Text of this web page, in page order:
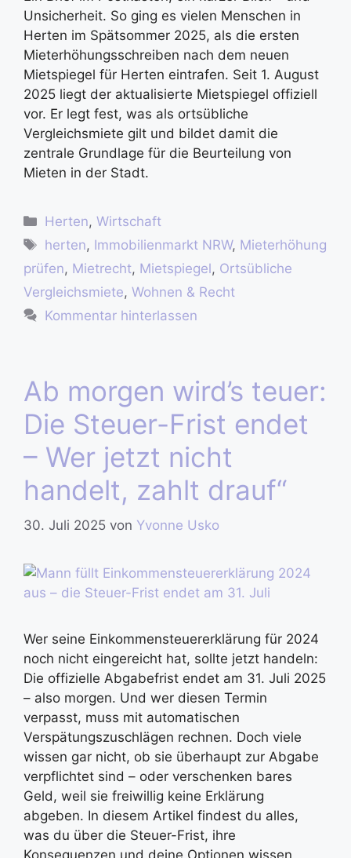
Unsicherheit. So ging es vielen Menschen in
Herten im Spätsommer 2025, als die ersten
Mieterhöhungsschreiben nach dem neuen
Mietspiegel für Herten eintrafen. Seit 1. August
2025 liegt der aktualisierte Mietspiegel offiziell
vor. Er legt fest, was als ortsübliche
Vergleichsmiete gilt und bildet damit die
zentrale Grundlage für die Beurteilung von
Mieten in der Stadt.
Herten,Wirtschaft
herten, Immobilienmarkt NRW, Mieterhöhung
prüfen, Mietrecht, Mietspiegel, Ortsübliche
Vergleichsmiete, Wohnen & Recht
Kommentar hinterlassen
Ab morgen wird’s teuer:
Die Steuer-Frist endet
– Wer jetzt nicht
handelt, zahlt drauf“
30. Juli 2025 von Yvonne Usko
Wer seine Einkommensteuererklärung für 2024
noch nicht eingereicht hat, sollte jetzt handeln:
Die offizielle Abgabefrist endet am 31. Juli 2025
– also morgen. Und wer diesen Termin
verpasst, muss mit automatischen
Verspätungszuschlägen rechnen. Doch viele
wissen gar nicht, ob sie überhaupt zur Abgabe
verpflichtet sind – oder verschenken bares
Geld, weil sie freiwillig keine Erklärung
abgeben. In diesem Artikel findest du alles,
was du über die Steuer-Frist, ihre
Konsequenzen und deine Optionen wissen